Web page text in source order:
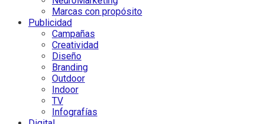
Marcas con propósito
Publicidad
Campañas
Creatividad
Diseño
Branding
Outdoor
Indoor
TV
Infografías